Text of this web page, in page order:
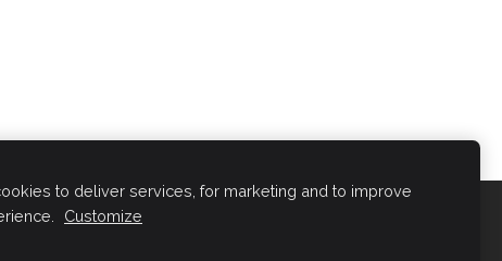
to deliver services, for marketing and to improve
Customize